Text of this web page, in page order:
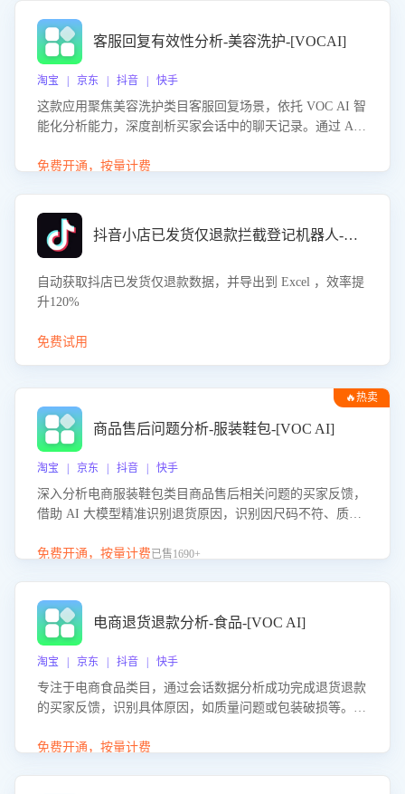
客服回复有效性分析-美容洗护-[VOCAI]
淘宝 | 京东 | 抖音 | 快手
这款应用聚焦美容洗护类目客服回复场景，依托 VOC AI 智
能化分析能力，深度剖析买家会话中的聊天记录。通过 AI
答的有效性与完整性，输出针对性改进策略，助力商家快速
免费开通，按量计费
抖音小店已发货仅退款拦截登记机器人-八爪鱼
自动获取抖店已发货仅退款数据，并导出到 Excel ，效率提
升120%
免费试用
🔥热卖
商品售后问题分析-服装鞋包-[VOC AI]
淘宝 | 京东 | 抖音 | 快手
深入分析电商服装鞋包类目商品售后相关问题的买家反馈，
借助 AI 大模型精准识别退货原因，识别因尺码不符、质量
议，助力商家优化产品或服务，实现销售额的显著提升。
免费开通，按量计费已售1690+
电商退货退款分析-食品-[VOC AI]
淘宝 | 京东 | 抖音 | 快手
专注于电商食品类目，通过会话数据分析成功完成退货退款
的买家反馈，识别具体原因，如质量问题或包装破损等。结
商家降低退款率，提升售后效率。
免费开通，按量计费